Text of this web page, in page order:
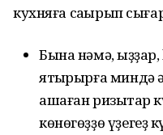
кухняға саҡырып
Бына нәмә,
ятҡырырға миндә
ашаған ризыҡтар
көнөгөҙҙө үҙегеҙ